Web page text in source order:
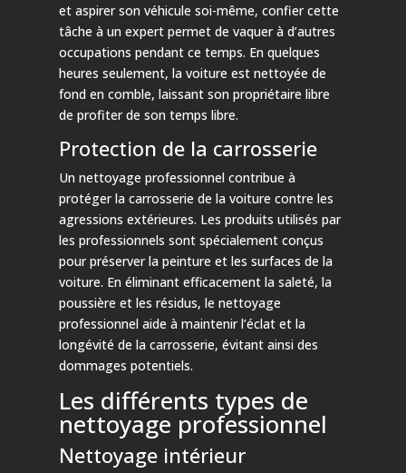
et aspirer son véhicule soi-même, confier cette
tâche à un expert permet de vaquer à d’autres
occupations pendant ce temps. En quelques
heures seulement, la voiture est nettoyée de
fond en comble, laissant son propriétaire libre
de profiter de son temps libre.
Protection de la carrosserie
Un nettoyage professionnel contribue à
protéger la carrosserie de la voiture contre les
agressions extérieures. Les produits utilisés par
les professionnels sont spécialement conçus
pour préserver la peinture et les surfaces de la
voiture. En éliminant efficacement la saleté, la
poussière et les résidus, le nettoyage
professionnel aide à maintenir l’éclat et la
longévité de la carrosserie, évitant ainsi des
dommages potentiels.
Les différents types de
nettoyage professionnel
Nettoyage intérieur